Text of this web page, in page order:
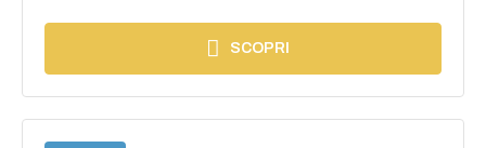
SCOPRI